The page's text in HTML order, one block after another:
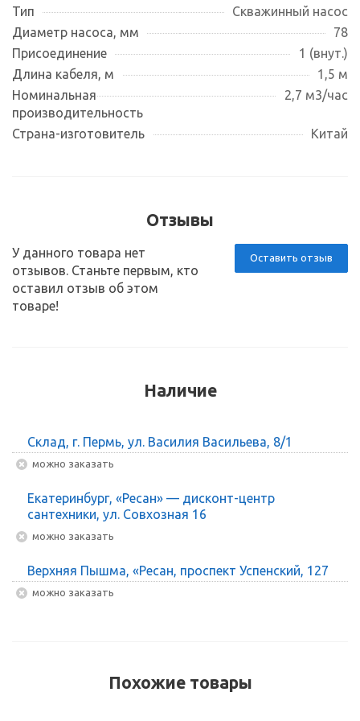
Тип
Скважинный насос
Диаметр насоса, мм
78
Присоединение
1 (внут.)
Длина кабеля, м
1,5 м
Номинальная
производительность
2,7 м3/час
Страна-изготовитель Китай
Отзывы
Оставить отзыв
У данного товара нет
отзывов. Станьте первым, кто
оставил отзыв об этом
товаре!
Наличие
Склад, г. Пермь, ул. Василия Васильева, 8/1
Можно заказать
Екатеринбург, «Ресан» — дисконт-центр
сантехники, ул. Совхозная 16
Можно заказать
Верхняя Пышма, «Ресан, проспект Успенский, 127
Можно заказать
Похожие товары